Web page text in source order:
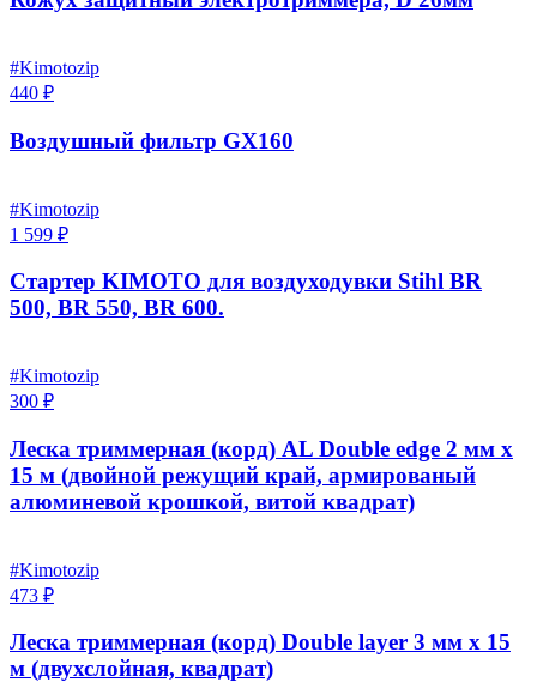
#Kimotozip
440 ₽
Воздушный фильтр GX160
#Kimotozip
1 599 ₽
Стартер KIMOTO для воздуходувки Stihl BR
500, ВR 550, BR 600.
#Kimotozip
300 ₽
Леска триммерная (корд) AL Double edge 2 мм x
15 м (двойной режущий край, армированый
алюминевой крошкой, витой квадрат)
#Kimotozip
473 ₽
Леска триммерная (корд) Double layer 3 мм x 15
м (двухслойная, квадрат)